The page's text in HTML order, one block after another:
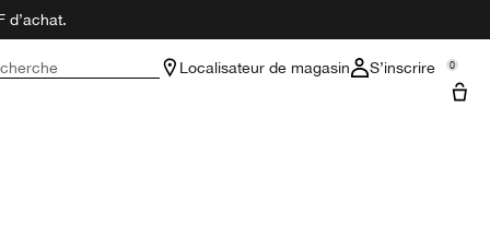
d’achat.
Localisateur de magasin S’inscrire 0